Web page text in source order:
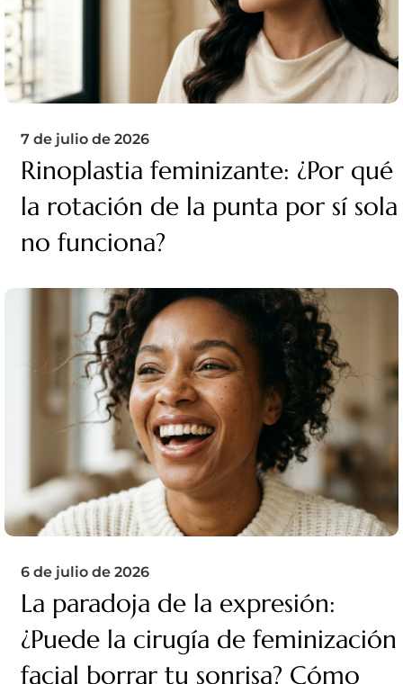
7 de julio de 2026
Rinoplastia feminizante: ¿Por qué
la rotación de la punta por sí sola
no funciona?
6 de julio de 2026
La paradoja de la expresión:
¿Puede la cirugía de feminización
facial borrar tu sonrisa? Cómo